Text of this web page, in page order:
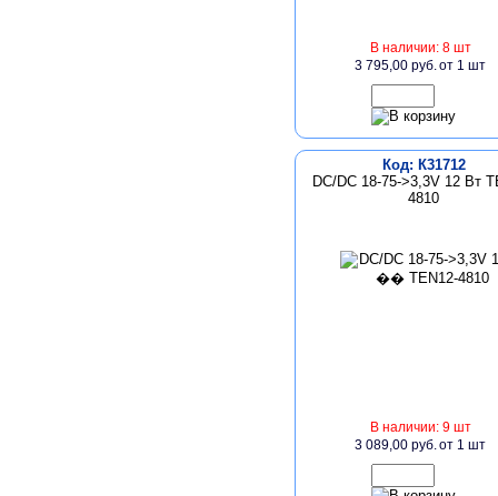
В наличии: 8 шт
3 795,00 руб.от 1 шт
Код: К31712
DC/DC 18-75->3,3V 12 Вт
4810
В наличии: 9 шт
3 089,00 руб.от 1 шт